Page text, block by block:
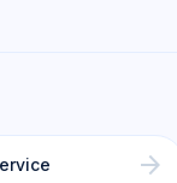
arrow_forward